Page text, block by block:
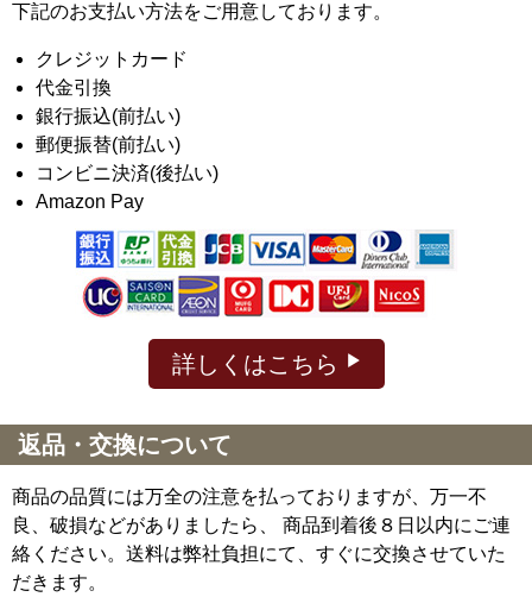
下記のお支払い方法をご用意しております。
クレジットカード
代金引換
銀行振込(前払い)
郵便振替(前払い)
コンビニ決済(後払い)
Amazon Pay
詳しくはこちら
返品・交換について
商品の品質には万全の注意を払っておりますが、万一不
良、破損などがありましたら、 商品到着後８日以内にご連
絡ください。送料は弊社負担にて、すぐに交換させていた
だきます。